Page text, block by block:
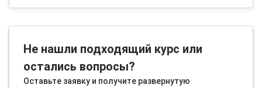
Не нашли подходящий курс или
остались вопросы?
Оставьте заявку и получите развернутую